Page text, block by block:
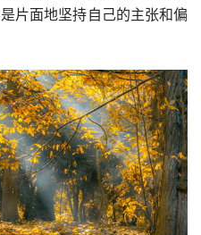
片面地坚持自己的主张和偏